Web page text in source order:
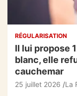
RÉGULARISATION
Il lui propose
blanc, elle
cauchemar
25 juillet 2026 La